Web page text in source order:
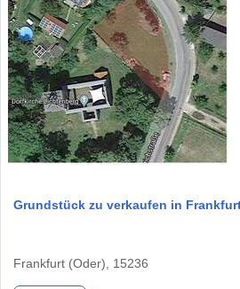
Grundstück zu verkaufen in Frankfurt
Frankfurt (Oder), 15236